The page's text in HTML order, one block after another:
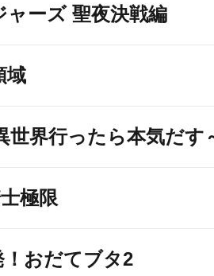
ャーズ 聖夜決戦編
域
世界行ったら本気だす
極限
おだてブタ2